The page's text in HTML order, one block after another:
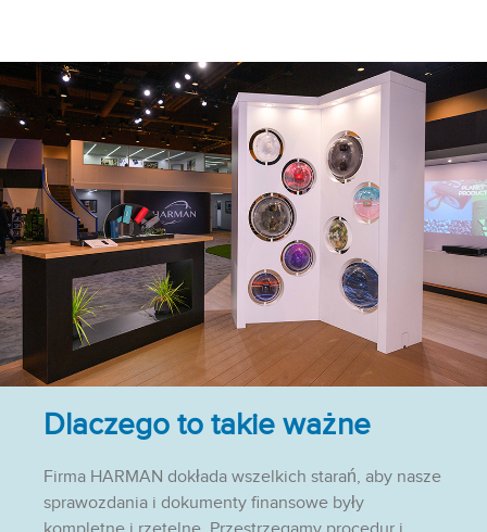
Dlaczego to takie ważne
Firma HARMAN dokłada wszelkich starań, aby nasze
sprawozdania i dokumenty finansowe były